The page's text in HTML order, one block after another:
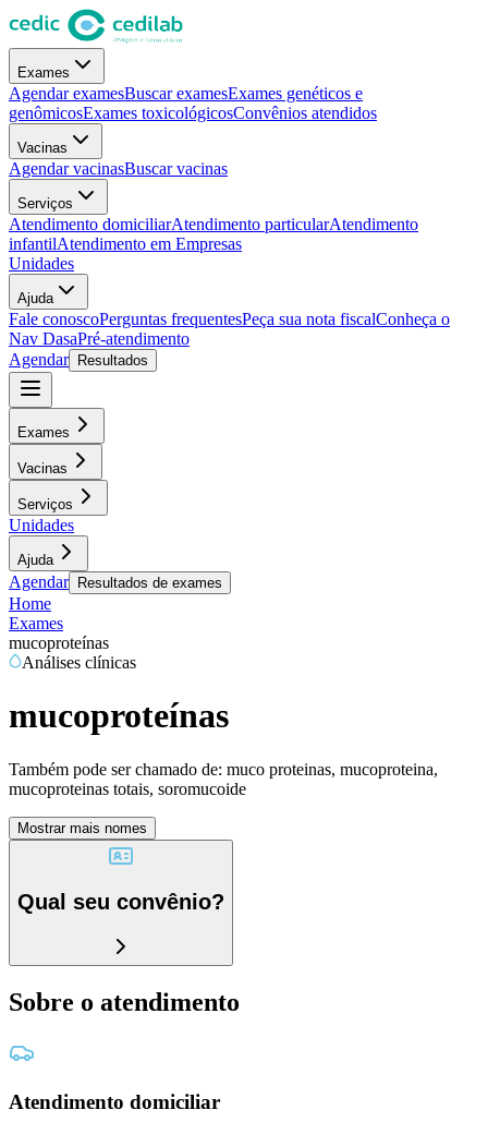
Exames
Agendar examesBuscar examesExames genéticos e
genômicosExames toxicológicosConvênios atendidos
Vacinas
Agendar vacinasBuscar vacinas
Serviços
Atendimento domiciliarAtendimento particularAtendimento
infantilAtendimento em Empresas
Unidades
Ajuda
Fale conoscoPerguntas frequentesPeça sua nota fiscalConheça o
Nav DasaPré-atendimento
Agendar
Resultados
Exames
Vacinas
Serviços
Unidades
Ajuda
Agendar Resultados de exames
Home
Exames
mucoproteínas
Análises clínicas
mucoproteínas
Também pode ser chamado de: muco proteinas, mucoproteina,
mucoproteinas totais, soromucoide
Mostrar mais nomes
Qual seu convênio?
Sobre o atendimento
Atendimento domiciliar